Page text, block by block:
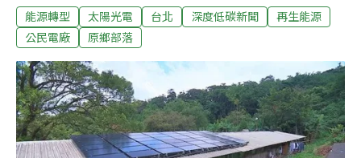
是疊床架屋還是步步為營？為了讓更多人瞭解太陽光電公
民電廠的作業辦法及參與方式，台灣再生能源推動聯盟今
方、廠商與部落三方代表，共同討論過去執行的經驗與未
來可能的發展。再生能源十年牛步 政府指望偏鄉建設公民
電廠細數我國再生能源與公民參與的發展，自2009年《再
生能源發展條例》、2012年「陽光屋頂百萬座」、2016年
「太陽光電2年推動計畫」、2017年「能源轉型白皮書」
能源轉型 太陽光電 台北 深度低碳新聞
再生能源
公民電廠
原鄉部落